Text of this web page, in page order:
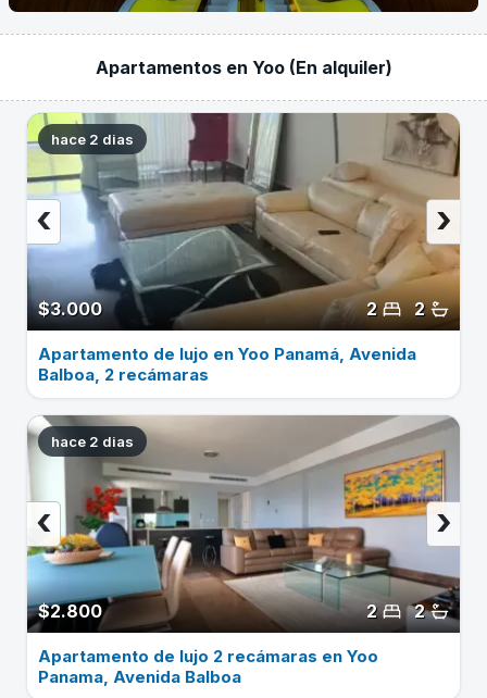
Apartamentos en Yoo (En alquiler)
hace 2 dias
$3.000 2
2
›
‹
Apartamento de lujo en Yoo Panamá, Avenida
Balboa, 2 recámaras
hace 2 dias
$2.800 2
2
›
‹
Apartamento de lujo 2 recámaras en Yoo
Panama, Avenida Balboa